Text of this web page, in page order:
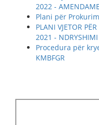
2022 -
Plani për
PLANI VJETOR
2021 - NDRYSHIMI
Procedura për
KMBFGR